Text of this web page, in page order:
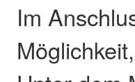
Im